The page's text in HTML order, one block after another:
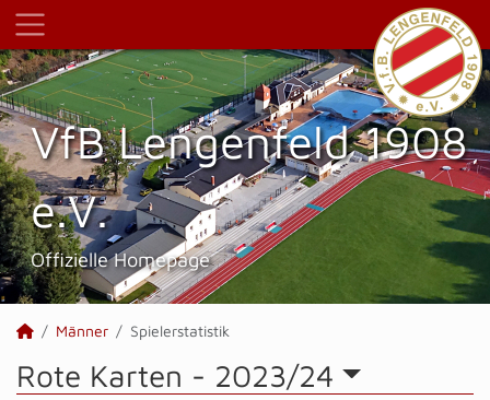
VfB Lengenfeld 1908
e.V.
Offizielle Homepage
Männer Spielerstatistik
Rote Karten - 2023/24